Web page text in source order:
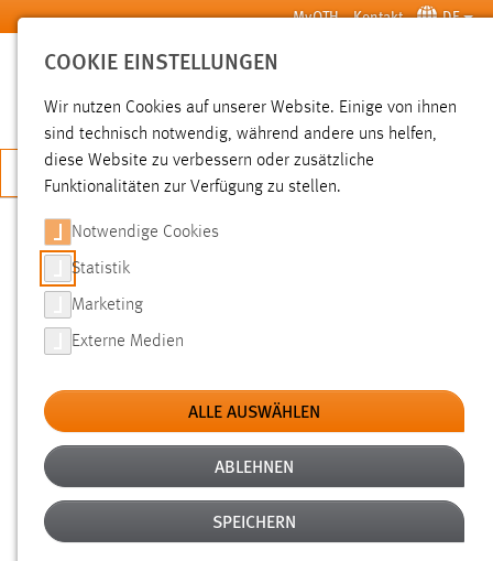
Zum Hauptinhalt springen MyOTH Kontakt DE
SUCHE
JETZT BEWERBEN
SUCHE
FILTER
Typ
Erstellungsdatum
Alter
COOKIE EINSTELLUNGEN
Wir nutzen Cookies auf unserer Website. Einige von ihnen
sind technisch notwendig, während andere uns helfen,
diese Website zu verbessern oder zusätzliche
Funktionalitäten zur Verfügung zu stellen.
Notwendige Cookies
Statistik
Marketing
Externe Medien
ALLE AUSWÄHLEN
ABLEHNEN
SPEICHERN